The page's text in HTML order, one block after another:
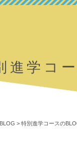
進学コ
> 特別進学コースの